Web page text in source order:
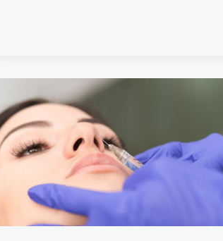
son
nez
sans
opération :
rhinoplastie